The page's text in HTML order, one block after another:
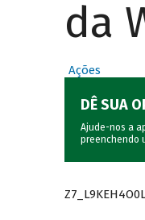
da
Ações
DÊ SUA
Ajude-nos a
preenchendo